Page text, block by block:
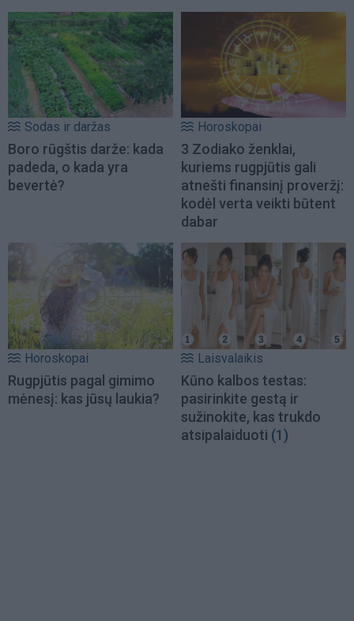
Sodas ir daržas
Boro rūgštis darže: kada
padeda, o kada yra
bevertė?
Horoskopai
3 Zodiako ženklai,
kuriems rugpjūtis gali
atnešti finansinį proveržį:
kodėl verta veikti būtent
dabar
Horoskopai
Rugpjūtis pagal gimimo
mėnesį: kas jūsų laukia?
Laisvalaikis
Kūno kalbos testas:
pasirinkite gestą ir
sužinokite, kas trukdo
atsipalaiduoti (1)